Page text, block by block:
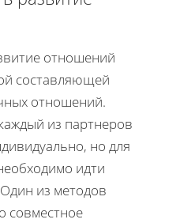
отношений
составляющей
отношений.
из партнеров
но для
идти
из методов
совместное